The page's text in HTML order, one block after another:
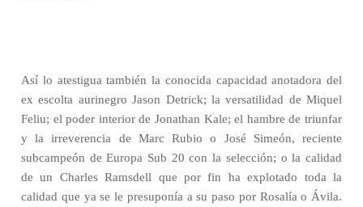
Así lo atestigua también la conocida capacidad anotadora del
ex escolta aurinegro Jason Detrick; la versatilidad de Miquel
Feliu; el poder interior de Jonathan Kale; el hambre de triunfar
y la irreverencia de Marc Rubio o José Simeón, reciente
subcampeón de Europa Sub 20 con la selección; o la calidad
de un Charles Ramsdell que por fin ha explotado toda la
calidad que ya se le presuponía a su paso por Rosalía o Ávila.